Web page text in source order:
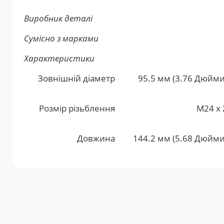
Виробник деталі
Сумісно з марками
Характеристики
Зовнішній діаметр
95.5 мм (3.76
Розмір різьблення M24 x
Довжина 144.2 мм (5.68